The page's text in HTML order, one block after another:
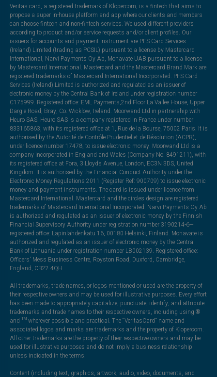
Veritas card, a registered trademark of Klopercom, is a fintech that aims to
propose a super in-house platform and app where our clients and members
can choose fintech and non-fintech services. We used different providers
according to product and/or service requests and/or client profiles. Our
issuers for accounts and payment instrument are PFS Card Services
(Ireland) Limited (trading as PCSIL) pursuant to a license by Mastercard
International, Narvi Payments Oy Ab, Monavate UAB pursuant to a license
by Mastercard International. Mastercard and the Mastercard Brand Mark are
registered trademarks of Mastercard International Incorporated. PFS Card
Services (Ireland) Limited is authorized and regulated as an issuer of
electronic money by the Central Bank of Ireland under registration number
C175999. Registered office: EML Payments,2nd Floor La Vallee House, Upper
Dargle Road, Bray, Co. Wicklow, Ireland. Moorwand Ltd in partnership with
Heuro SAS. Heuro SAS is a company registered in France under number
833165863, with its registered office at 1, Rue de la Bourse, 75002 Paris. It is
authorised by the Autorité de Contrôle Prudentiel et de Résolution (ACPR),
under licence number 17478, to issue electronic money. Moorwand Ltd is a
company incorporated in England and Wales (Company No. 8491211), with
its registered office at Fora, 3 Lloyds Avenue, London, EC3N 3DS, United
Kingdom. It is authorised by the Financial Conduct Authority under the
Electronic Money Regulations 2011 (Register Ref: 900709) to issue electronic
money and payment instruments. The card is issued under licence from
Mastercard International. Mastercard and the circles design are registered
trademarks of Mastercard International Incorporated. Narvi Payments Oy Ab
is authorized and regulated as an issuer of electronic money by the Finnish
Financial Supervisory Authority under registration number 3190214-6—
registered office: Lapinlahdenkatu 16, 00180 Helsinki, Finland. Monavate is
authorized and regulated as an issuer of electronic money by the Central
Bank of Lithuania under registration number LB002139. Registered office:
Officers' Mess Business Centre, Royston Road, Duxford, Cambridge,
England, CB22 4QH.
All trademarks, trade names, or logos mentioned or used are the property of
their respective owners and may be used for illustrative purposes. Every effort
has been made to appropriately capitalize, punctuate, identify, and attribute
trademarks and trade names to their respective owners, including using ®
and ™ wherever possible and practical. The “VeritasCard” name and
associated logos and marks are trademarks and the property of Klopercom.
All other trademarks are the property of their respective owners and may be
used for illustrative purposes and do not imply a business relationship
unless indicated in the terms.
Content (including text, graphics, artwork, audio, video, documents, and